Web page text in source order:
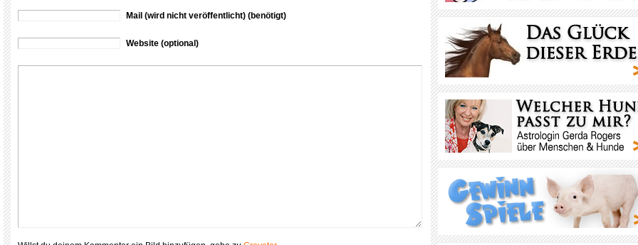
Mail (wird nicht veröffentlicht) (benötigt)
Website (optional)